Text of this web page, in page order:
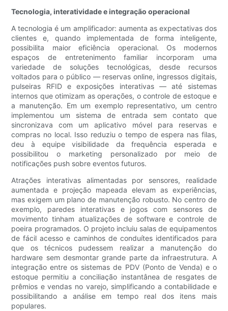
Tecnologia, interatividade e integração operacional
A tecnologia é um amplificador: aumenta as expectativas dos
clientes e, quando implementada de forma inteligente,
possibilita maior eficiência operacional. Os modernos
espaços de entretenimento familiar incorporam uma
variedade de soluções tecnológicas, desde recursos
voltados para o público — reservas online, ingressos digitais,
pulseiras RFID e exposições interativas — até sistemas
internos que otimizam as operações, o controle de estoque e
a manutenção. Em um exemplo representativo, um centro
implementou um sistema de entrada sem contato que
sincronizava com um aplicativo móvel para reservas e
compras no local. Isso reduziu o tempo de espera nas filas,
deu à equipe visibilidade da frequência esperada e
possibilitou o marketing personalizado por meio de
notificações push sobre eventos futuros.
Atrações interativas alimentadas por sensores, realidade
aumentada e projeção mapeada elevam as experiências,
mas exigem um plano de manutenção robusto. No centro de
exemplo, paredes interativas e jogos com sensores de
movimento tinham atualizações de software e controle de
poeira programados. O projeto incluiu salas de equipamentos
de fácil acesso e caminhos de conduítes identificados para
que os técnicos pudessem realizar a manutenção do
hardware sem desmontar grande parte da infraestrutura. A
integração entre os sistemas de PDV (Ponto de Venda) e o
estoque permitiu a conciliação instantânea de resgates de
prêmios e vendas no varejo, simplificando a contabilidade e
possibilitando a análise em tempo real dos itens mais
populares.